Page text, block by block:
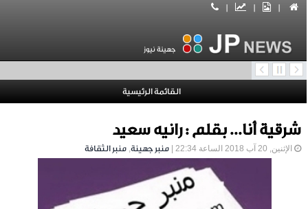
|
|
|
جهينة نيوز
القائمة الرئيسية
شرقية أنا... بقلم : رانيه سعيد
الإثنين, 20 آب 2018 الساعة 22:34 | منبر جهينة, منبر الثقافة